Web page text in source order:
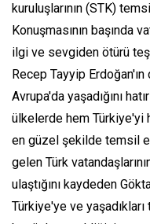
kuruluşlarının (STK)
Konuşmasının başında
ilgi ve sevgiden ötürü
Recep Tayyip
Avrupa'da yaşadığını
ülkelerde hem
en güzel şekilde temsil
gelen Türk
ulaştığını kaydeden
Türkiye'ye ve